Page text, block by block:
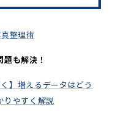
整理術
も解決！
】増えるデータはどう
りやすく解説